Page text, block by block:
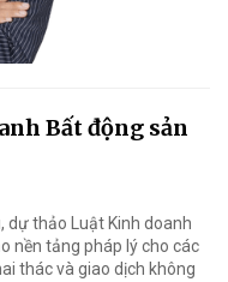
Bất động sản
dự thảo Luật Kinh doanh
nền tảng pháp lý cho các
thác và giao dịch không